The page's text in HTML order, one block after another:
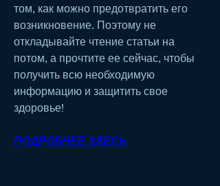
том, как можно предотвратить его
возникновение. Поэтому не
откладывайте чтение статьи на
потом, а прочтите ее сейчас, чтобы
получить всю необходимую
информацию и защитить свое
здоровье!
ПОДРОБНЕЕ ЗДЕСЬ